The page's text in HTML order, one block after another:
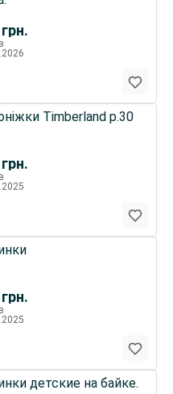
грн.
грн.
Босоніжки Timberland р.30
грн.
детские на байке.